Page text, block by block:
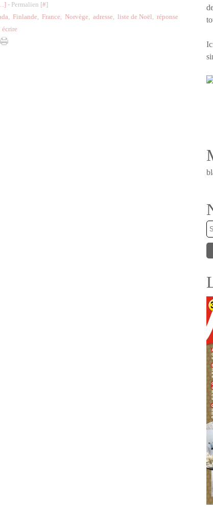
] - Permalien [#]
, Finlande, France, Norvège, adresse, liste de Noël, réponse
écrire